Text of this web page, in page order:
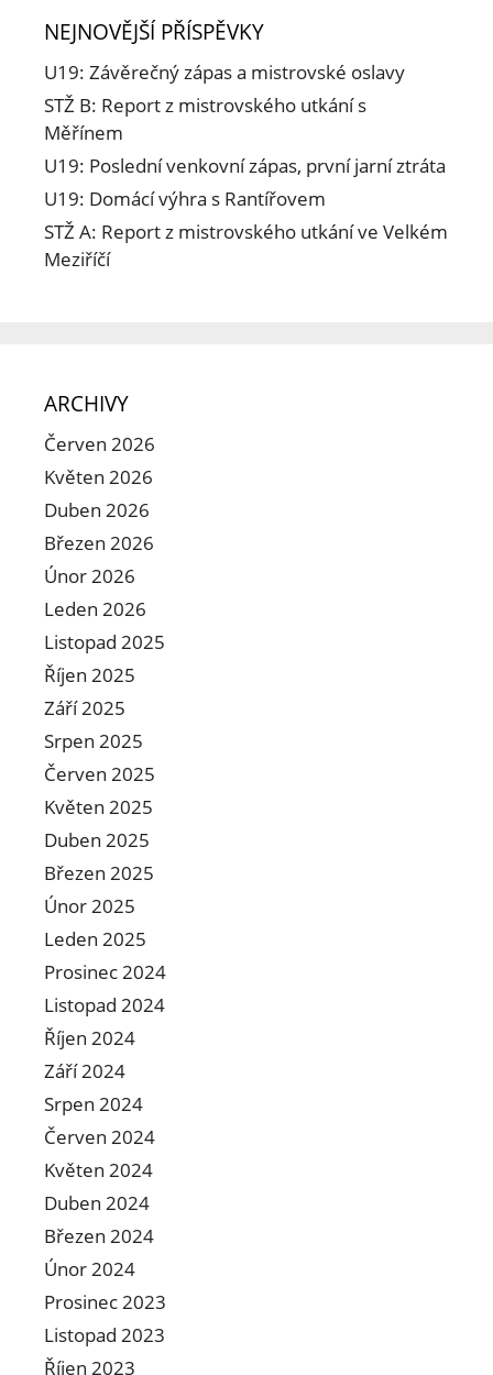
NEJNOVĚJŠÍ PŘÍSPĚVKY
U19: Závěrečný zápas a mistrovské oslavy
STŽ B: Report z mistrovského utkání s
Měřínem
U19: Poslední venkovní zápas, první jarní ztráta
U19: Domácí výhra s Rantířovem
STŽ A: Report z mistrovského utkání ve Velkém
Meziříčí
ARCHIVY
Červen 2026
Květen 2026
Duben 2026
Březen 2026
Únor 2026
Leden 2026
Listopad 2025
Říjen 2025
Září 2025
Srpen 2025
Červen 2025
Květen 2025
Duben 2025
Březen 2025
Únor 2025
Leden 2025
Prosinec 2024
Listopad 2024
Říjen 2024
Září 2024
Srpen 2024
Červen 2024
Květen 2024
Duben 2024
Březen 2024
Únor 2024
Prosinec 2023
Listopad 2023
Říjen 2023